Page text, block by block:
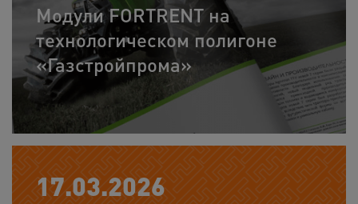
Модули FORTRENT на
технологическом полигоне
«Газстройпрома»
17.03.2026